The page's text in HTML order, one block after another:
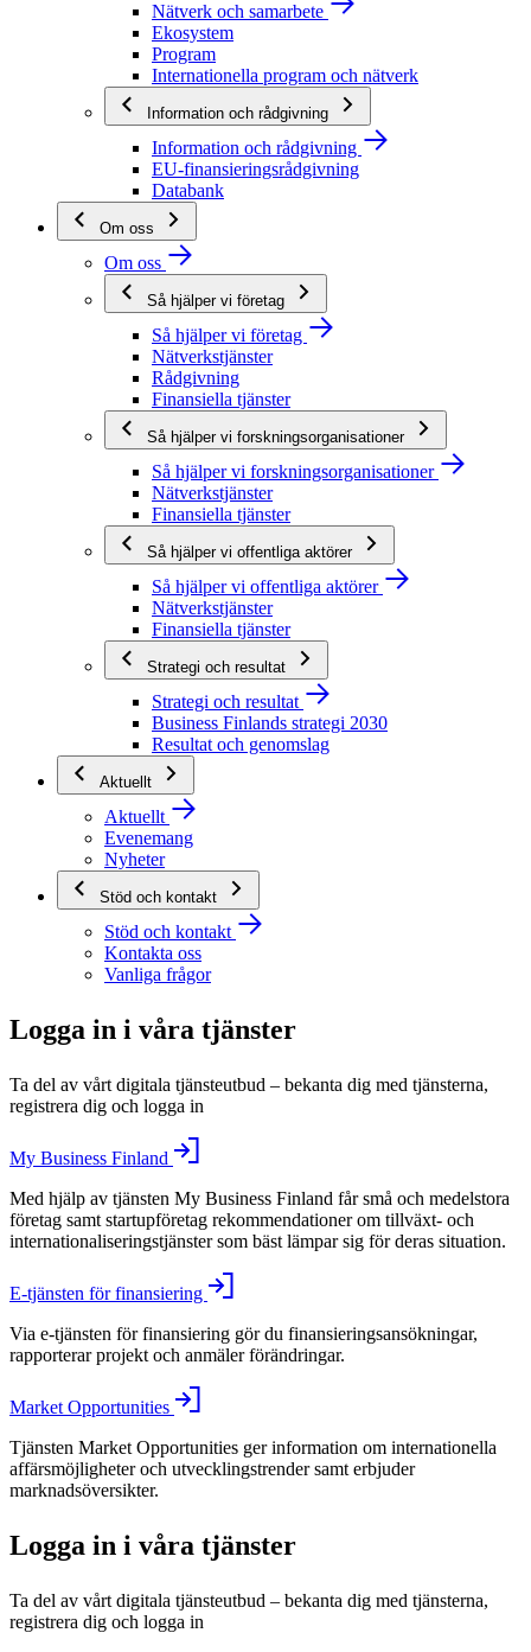
Nätverk och samarbete
Ekosystem
Program
Internationella program och nätverk
Information och rådgivning
Information och rådgivning
EU-finansieringsrådgivning
Databank
Om oss
Om oss
Så hjälper vi företag
Så hjälper vi företag
Nätverkstjänster
Rådgivning
Finansiella tjänster
Så hjälper vi forskningsorganisationer
Så hjälper vi forskningsorganisationer
Nätverkstjänster
Finansiella tjänster
Så hjälper vi offentliga aktörer
Så hjälper vi offentliga aktörer
Nätverkstjänster
Finansiella tjänster
Strategi och resultat
Strategi och resultat
Business Finlands strategi 2030
Resultat och genomslag
Aktuellt
Aktuellt
Evenemang
Nyheter
Stöd och kontakt
Stöd och kontakt
Kontakta oss
Vanliga frågor
Logga in i våra tjänster
Ta del av vårt digitala tjänsteutbud – bekanta dig med tjänsterna,
registrera dig och logga in
My Business Finland
Med hjälp av tjänsten My Business Finland får små och medelstora
företag samt startupföretag rekommendationer om tillväxt- och
internationaliseringstjänster som bäst lämpar sig för deras situation.
E-tjänsten för finansiering
Via e-tjänsten för finansiering gör du finansieringsansökningar,
rapporterar projekt och anmäler förändringar.
Market Opportunities
Tjänsten Market Opportunities ger information om internationella
affärsmöjligheter och utvecklingstrender samt erbjuder
marknadsöversikter.
Logga in i våra tjänster
Ta del av vårt digitala tjänsteutbud – bekanta dig med tjänsterna,
registrera dig och logga in